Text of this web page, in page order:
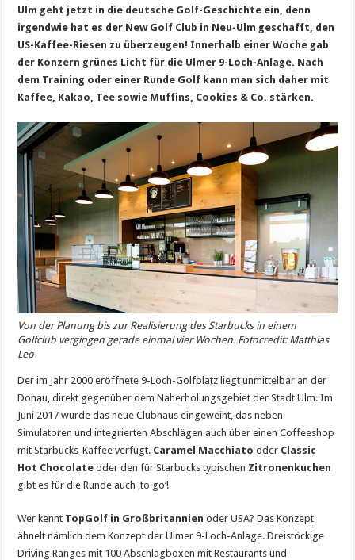
Ulm geht jetzt in die deutsche Golf-Geschichte ein, denn
irgendwie hat es der New Golf Club in Neu-Ulm geschafft, den
US-Kaffee-Riesen zu überzeugen! Innerhalb einer Woche gab
der Konzern grünes Licht für die Ulmer 9-Loch-Anlage. Nach
dem Training oder einer Runde Golf kann man sich daher mit
Kaffee, Kakao, Tee sowie Muffins, Cookies & Co. stärken.
Von der Planung bis zur Realisierung des Starbucks in einem
Golfclub vergingen gerade einmal vier Wochen. Fotocredit: Matthias
Leo
Der im Jahr 2000 eröffnete 9-Loch-Golfplatz liegt unmittelbar an der
Donau, direkt gegenüber dem Naherholungsgebiet der Stadt Ulm. Im
Juni 2017 wurde das neue Clubhaus eingeweiht, das neben
Simulatoren und integrierten Abschlägen auch über einen Coffeeshop
mit Starbucks-Kaffee verfügt. Caramel Macchiato oder Classic
Hot Chocolate oder den für Starbucks typischen Zitronenkuchen
gibt es für die Runde auch ‚to go‘!
Wer kennt TopGolf in Großbritannien oder USA? Das Konzept
ähnelt nämlich dem Konzept der Ulmer 9-Loch-Anlage. Dreistöckige
Driving Ranges mit 100 Abschlagboxen mit Restaurants und